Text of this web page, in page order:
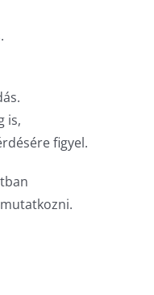
is,
figyel.